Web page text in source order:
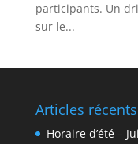
participants. Un
sur le...
Articles récents
Horaire d’été –